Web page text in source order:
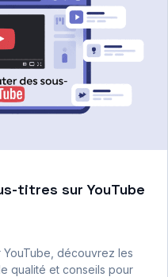
titres sur YouTube
YouTube, découvrez les
qualité et conseils pour